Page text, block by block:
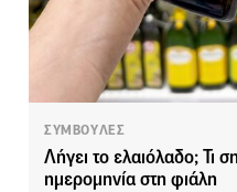
ΣΥΜΒΟΥΛΕΣ
Λήγει το ελαιόλαδο; Τι
ημερομηνία στη φιάλη